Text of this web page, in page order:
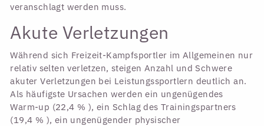
veranschlagt werden muss.
Akute Verletzungen
Während sich Freizeit-Kampfsportler im Allgemeinen nur
relativ selten verletzen, steigen Anzahl und Schwere
akuter Verletzungen bei Leistungssportlern deutlich an.
Als häufigste Ursachen werden ein ungenügendes
Warm-up (22,4 % ), ein Schlag des Trainingspartners
(19,4 % ), ein ungenügender physischer